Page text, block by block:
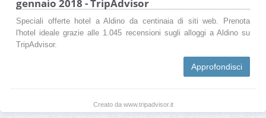
gennaio 2018 - TripAdvisor
Speciali offerte hotel a Aldino da centinaia di siti web. Prenota
l'hotel ideale grazie alle 1.045 recensioni sugli alloggi a Aldino su
TripAdvisor.
Approfondisci
Creato da www.tripadvisor.it